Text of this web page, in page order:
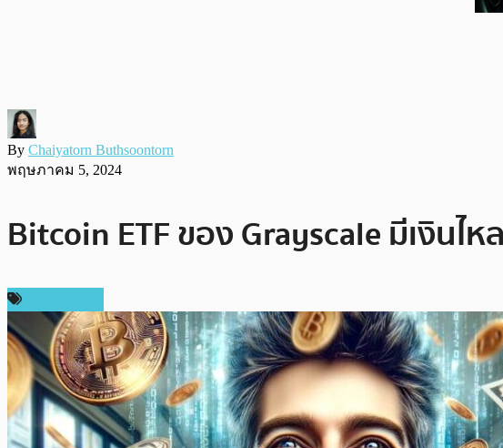
By Chaiyatorn Buthsoontorn
พฤษภาคม 5, 2024
Bitcoin ETF ของ Grayscale มีเงินไ